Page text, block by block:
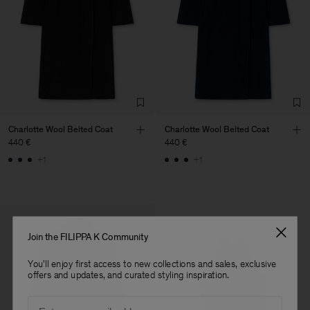
Main Supplier
Store Locator
, um das nächstgelegene Geschäft zu finden.
Charlotte Wool Belted Coat
440 €
+1
Charlotte Wool Belted Coat
440 €
+1
Join the FILIPPA K Community
You'll enjoy first access to new collections and sales, exclusive
offers and updates, and curated styling inspiration.